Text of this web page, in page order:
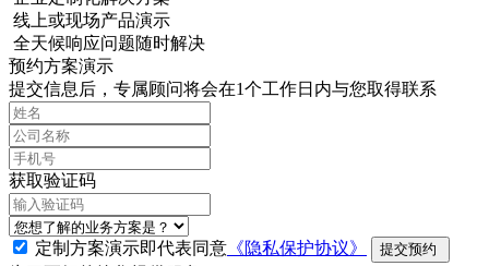
线上或现场产品演示
全天候响应问题随时解决
预约方案演示
提交信息后，专属顾问将会在1个工作日内与您取得联系
获取验证码
定制方案演示即代表同意 《隐私保护协议》 提交预约